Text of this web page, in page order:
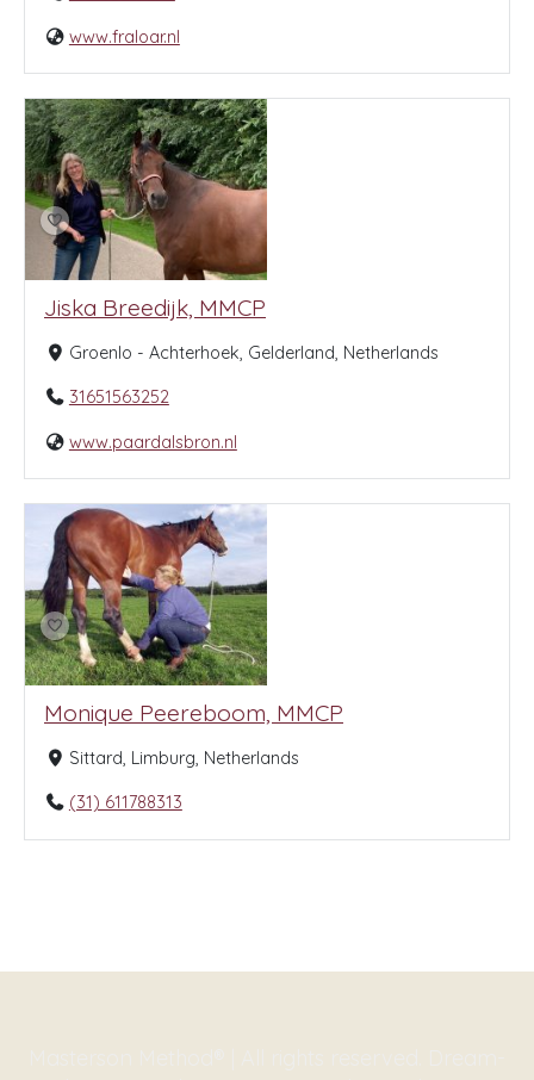
www.fraloar.nl
Jiska Breedijk, MMCP
Groenlo - Achterhoek, Gelderland, Netherlands
31651563252
www.paardalsbron.nl
Monique Peereboom, MMCP
Sittard, Limburg, Netherlands
(31) 611788313